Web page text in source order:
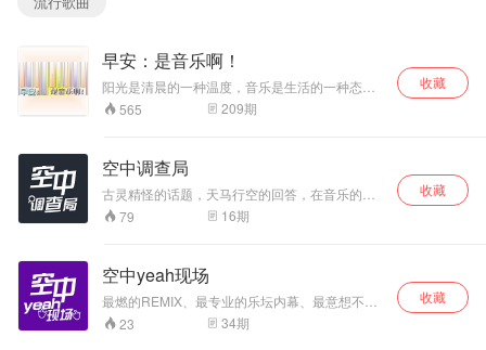
人！
早安：是音乐啊！
阳光是清晨的一种温度，音乐是生活的一种态
度，阳光最重要，音乐很美好。每周王小墨用音
乐陪伴你的早间音乐时光。
565 209期
收藏
空中调查局
古灵精怪的话题，天马行空的回答，在音乐的世
界里你是不是最奇葩的那一个？关注微信订阅
号“粉丝圈大队长”参与每日打榜投票，决定谁才是
79 16期
收藏
空中yeah现场
最燃的REMIX、最专业的乐坛内幕、最意想不到
的明星八卦，野！夜！！Yeah！！！关注微信订
阅号“粉丝圈大队长”参与每日打榜投票，决定谁才
23 34期
收藏